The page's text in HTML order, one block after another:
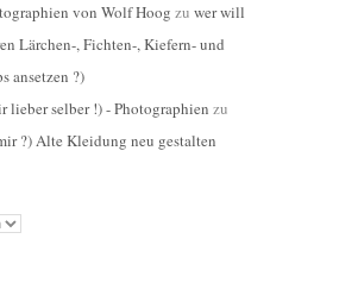
von Wolf Hoog zu wer will
Lärchen-, Fichten-, Kiefern- und
ansetzen ?)
lieber selber !) - Photographien zu
?) Alte Kleidung neu gestalten